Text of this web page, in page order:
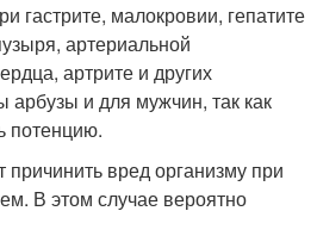
гастрите, малокровии, гепатите
артериальной
артрите и других
арбузы и для мужчин, так как
потенцию.
вред организму при
В этом случае вероятно